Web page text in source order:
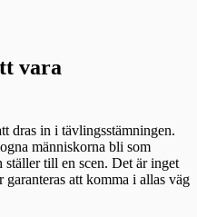
vara
dras in i tävlingsstämningen.
människorna bli som
till en scen. Det är inget
att komma i allas väg